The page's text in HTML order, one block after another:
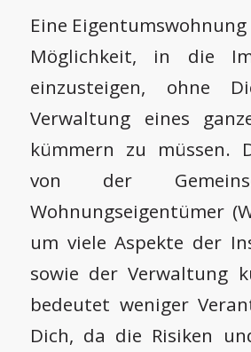
Eine
Möglichkeit, in die
einzusteigen, ohne
Verwaltung eines
kümmern zu müssen.
von der
Wohnungseigentümer
um viele Aspekte der
sowie der Verwaltung
bedeutet weniger
Dich, da die Risiken